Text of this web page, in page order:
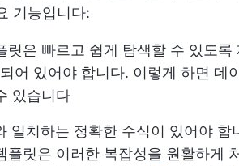
기능입니다:
은 빠르고 쉽게 탐색할 수 있도록
어 있어야 합니다. 이렇게 하면 데
있습니다
일치하는 정확한 수식이 있어야 합
플릿은 이러한 복잡성을 원활하게